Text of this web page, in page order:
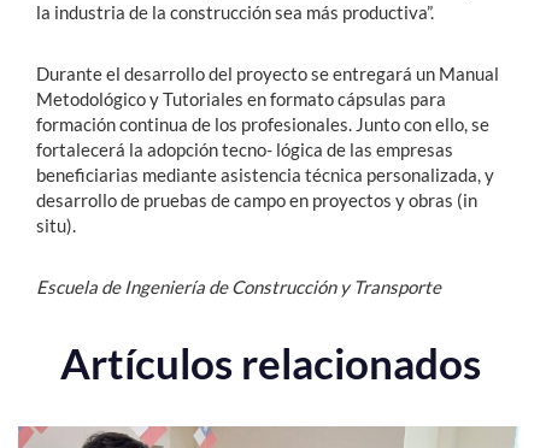
la industria de la construcción sea más productiva”.
Durante el desarrollo del proyecto se entregará un Manual
Metodológico y Tutoriales en formato cápsulas para
formación continua de los profesionales. Junto con ello, se
fortalecerá la adopción tecno- lógica de las empresas
beneficiarias mediante asistencia técnica personalizada, y
desarrollo de pruebas de campo en proyectos y obras (in
situ).
Escuela de Ingeniería de Construcción y Transporte
Artículos relacionados